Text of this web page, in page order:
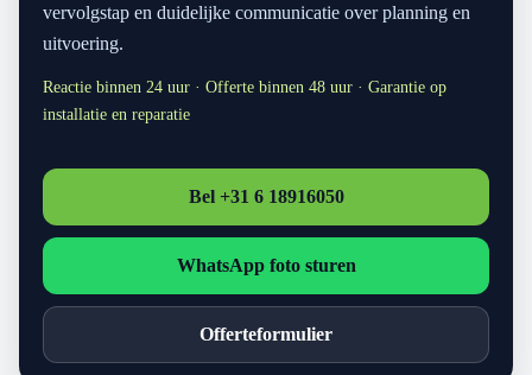
vervolgstap en duidelijke communicatie over planning en
uitvoering.
Reactie binnen 24 uur · Offerte binnen 48 uur · Garantie op
installatie en reparatie
Bel +31 6 18916050
WhatsApp foto sturen
Offerteformulier